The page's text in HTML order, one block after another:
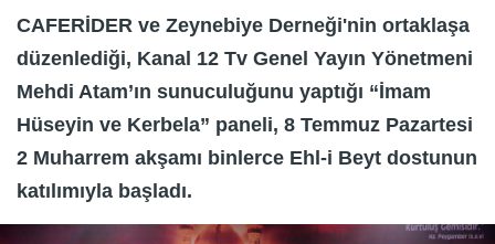
CAFERİDER ve Zeynebiye Derneği'nin ortaklaşa
düzenlediği, Kanal 12 Tv Genel Yayın Yönetmeni
Mehdi Atam’ın sunuculuğunu yaptığı “İmam
Hüseyin ve Kerbela” paneli, 8 Temmuz Pazartesi
2 Muharrem akşamı binlerce Ehl-i Beyt dostunun
katılımıyla başladı.